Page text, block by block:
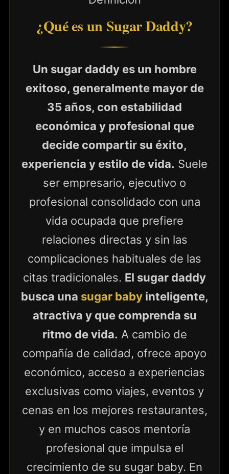
¿Qué es un Sugar Daddy?
Un sugar daddy es un hombre
exitoso, generalmente mayor de
35 años, con estabilidad
económica y profesional que
decide compartir su éxito,
experiencia y estilo de vida. Suele
ser empresario, ejecutivo o
profesional consolidado con una
vida ocupada que prefiere
relaciones directas y sin las
complicaciones habituales de las
citas tradicionales. El sugar daddy
busca una sugar babyinteligente,
atractiva y que comprenda su
ritmo de vida. A cambio de
compañía de calidad, ofrece apoyo
económico, acceso a experiencias
exclusivas como viajes, eventos y
cenas en los mejores restaurantes,
y en muchos casos mentoría
profesional que impulsa el
crecimiento de su sugar baby. En